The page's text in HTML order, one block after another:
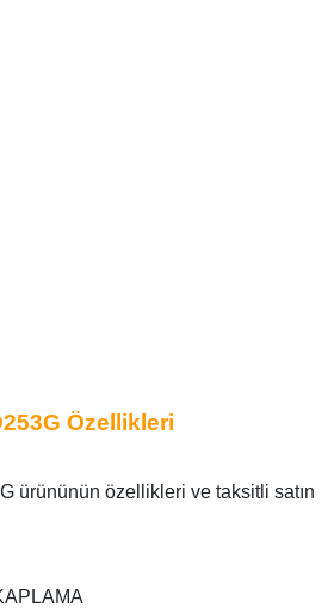
Özellikleri
ürününün özellikleri ve taksitli satın